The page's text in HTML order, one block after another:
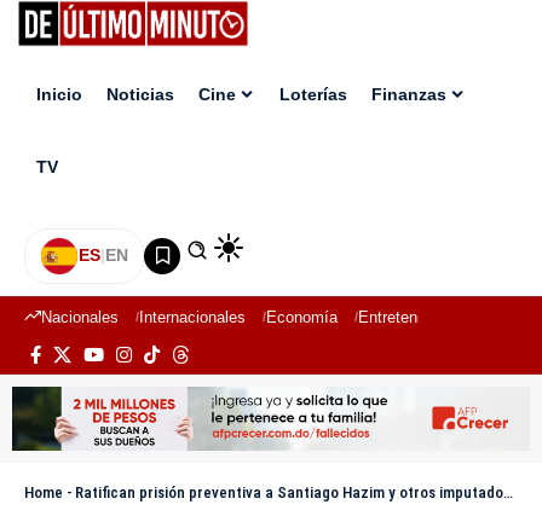
Inicio Noticias Cine Loterías Finanzas
TV
ES|EN
Nacionales Internacionales Economía Entretenimiento
Home - Ratifican prisión preventiva a Santiago Hazim y otros imputados en caso Senasa